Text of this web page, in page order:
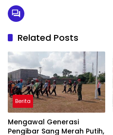
Related Posts
Berita
Mengawal Generasi
Pengibar Sang Merah Putih,